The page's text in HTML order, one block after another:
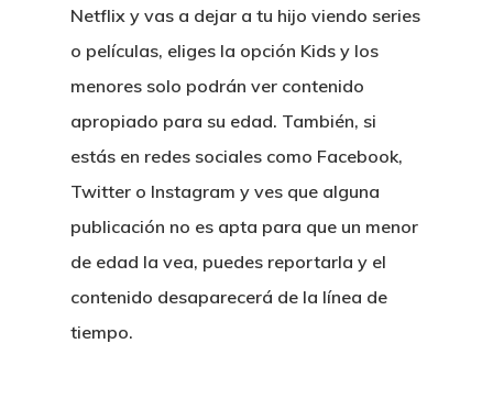
Netflix y vas a dejar a tu hijo viendo series
o películas, eliges la opción Kids y los
menores solo podrán ver contenido
apropiado para su edad. También, si
estás en redes sociales como Facebook,
Twitter o Instagram y ves que alguna
publicación no es apta para que un menor
de edad la vea, puedes reportarla y el
contenido desaparecerá de la línea de
tiempo.
Inicio